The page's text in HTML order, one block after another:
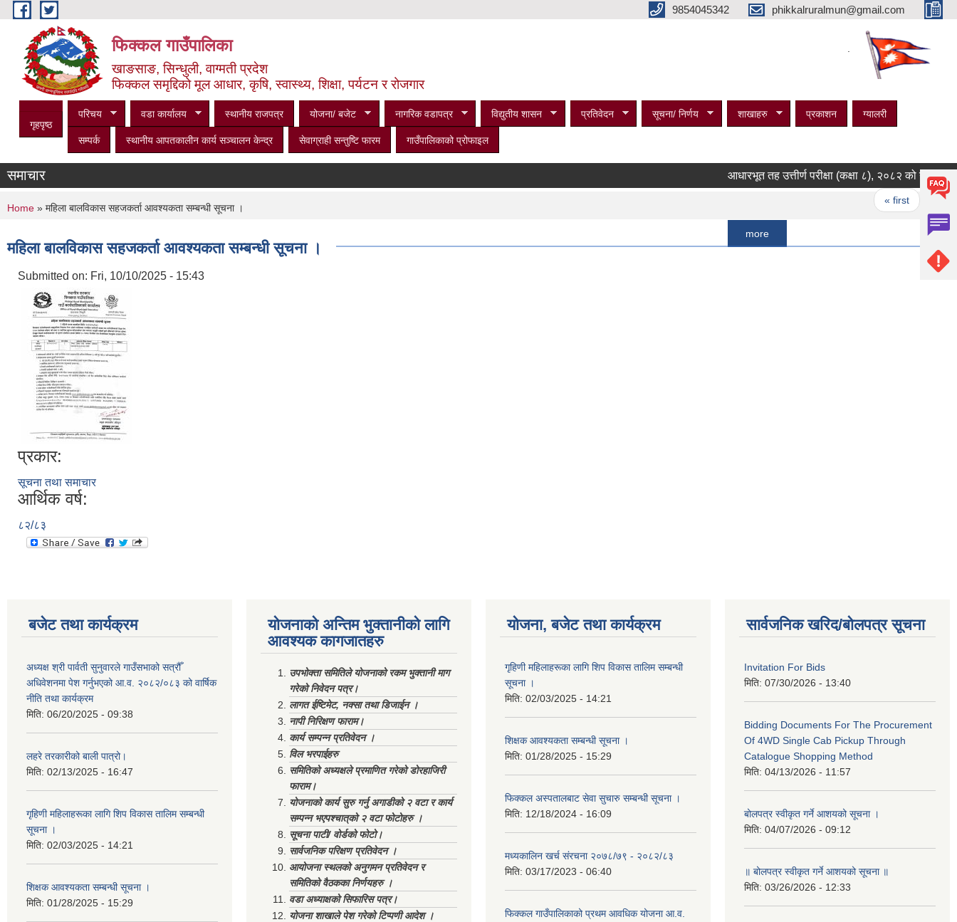
Skip to main content 9854045342 phikkalruralmun@gmail.com
फिक्कल गाउँपालिका
खाङसाङ, सिन्धुली, वाग्मती प्रदेश
फिक्कल समृद्दिको मूल आधार, कृषि, स्वास्थ्य, शिक्षा, पर्यटन र रोजगार
गृहपृष्ठ
परिचय वडा कार्यालय स्थानीय राजपत्र योजना/ बजेट नागरिक वडापत्र विद्युतीय शासन प्रतिवेदन सूचना/ निर्णय शाखाहरु प्रकाशन ग्यालरी
सम्पर्क स्थानीय आपतकालीन कार्य सञ्‍चालन केन्द्र सेवाग्राही सन्तुष्टि फारम गाउँपालिकाको प्रोफाइल
समाचार आधारभूत तह उत्तीर्ण परीक्षा (कक्षा ८), २०८२ को नतिजा
‹ previous
You are here
Home » महिला बालविकास सहजकर्ता आवश्यकता सम्बन्धी सूचना ।
महिला बालविकास सहजकर्ता आवश्यकता सम्बन्धी सूचना ।
Submitted on: Fri, 10/10/2025 - 15:43
प्रकार:
सूचना तथा समाचार
आर्थिक वर्ष:
८२/८३
बजेट तथा कार्यक्रम
अध्यक्ष श्री पार्वती सुनुवारले गाउँसभाको सत्रौँ
अधिवेशनमा पेश गर्नुभएको आ.व. २०८२/०८३ को वार्षिक
नीति तथा कार्यक्रम
मिति: 06/20/2025 - 09:38
लहरे तरकारीको बाली पात्रो।
मिति: 02/13/2025 - 16:47
गृहिणी महिलाहरूका लागि शिप विकास तालिम सम्बन्धी
सूचना ‌।
मिति: 02/03/2025 - 14:21
शिक्षक आवश्यकता सम्बन्धी सूचना ।
मिति: 01/28/2025 - 15:29
योजनाको अन्तिम भुक्तानीको लागि
आवश्यक कागजातहरु
उपभोक्ता समितिले योजनाको रकम भुक्तानी माग
गरेको निवेदन पत्र।
लागत ईष्टिमेट, नक्सा तथा डिजाईन ।
नापी निरिक्षण फाराम।
कार्य सम्पन्न प्रतिवेदन ।
विल भरपाईहरु
समितिको अध्यक्षले प्रमाणित गरेको डोरहाजिरी
फाराम।
योजनाको कार्य सुरु गर्नु अगाडीको २ वटा र कार्य
सम्पन्न भएपश्चात्‌को २ वटा फोटोहरु ।
सूचना पाटी/ वोर्डको फोटो।
सार्वजनिक परिक्षण प्रतिवेदन ।
आयोजना स्थलको अनुगमन प्रतिवेदन र
समितिको वैठकका निर्णयहरु ।
वडा अध्याक्षको सिफारिस पत्र।
योजना शाखाले पेश गरेको टिप्पणी आदेश ।
योजना, बजेट तथा कार्यक्रम
गृहिणी महिलाहरूका लागि शिप विकास तालिम सम्बन्धी
सूचना ‌।
मिति: 02/03/2025 - 14:21
शिक्षक आवश्यकता सम्बन्धी सूचना ।
मिति: 01/28/2025 - 15:29
फिक्कल अस्पतालबाट सेवा सुचारु सम्बन्धी सूचना ।
मिति: 12/18/2024 - 16:09
मध्यकालिन खर्च संरचना २०७८/७९ - २०८२/८३
मिति: 03/17/2023 - 06:40
फिक्कल गाउँपालिकाको प्रथम आवधिक योजना आ.व.
सार्वजनिक खरिद/बोलपत्र सूचना
Invitation For Bids
मिति: 07/30/2026 - 13:40
Bidding Documents For The Procurement
Of 4WD Single Cab Pickup Through
Catalogue Shopping Method
मिति: 04/13/2026 - 11:57
बोलपत्र स्वीकृत गर्ने आशयको सूचना ।
मिति: 04/07/2026 - 09:12
॥ बोलपत्र स्वीकृत गर्ने आशयको सूचना ॥
मिति: 03/26/2026 - 12:33